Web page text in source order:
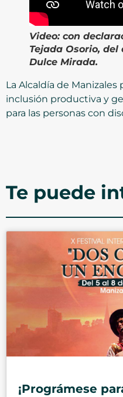
Video: con
Tejada Osorio,
Dulce Mirada.
La Alcaldía de
inclusión productiva y
para las personas con
Te puede
¡Prográmese